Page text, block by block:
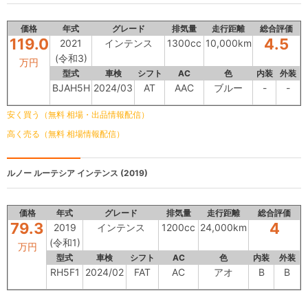
価格 年式 グレード 排気量 走行距離 総合評価
119.0
万円
2021
(令和3)
インテンス 1300cc 10,000km 4.5
型式 車検 シフト AC 色 内装 外装
BJAH5H 2024/03 AT AAC ブルー - -
安く買う（無料 相場・出品情報配信）
高く売る（無料 相場情報配信）
ルノー ルーテシア インテンス (2019)
価格 年式 グレード 排気量 走行距離 総合評価
79.3
万円
2019
(令和1)
インテンス 1200cc 24,000km 4
型式 車検 シフト AC 色 内装 外装
RH5F1 2024/02 FAT AC アオ B B